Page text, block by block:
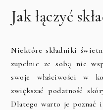
Jak łączyć
Niektóre składniki
zupełnie ze sobą nie
swoje właściwości w
zwiększać podatność
Dlatego warto je poznać i